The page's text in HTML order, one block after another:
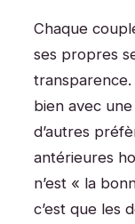
Chaque
ses propres
bien avec
d’autres
antérieures
n’est « la
c’est que les